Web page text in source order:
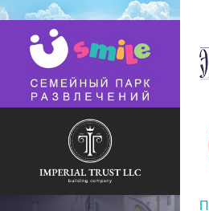
Редизайн сайта bogemia.by
Разработка сайта «Usmile.by»